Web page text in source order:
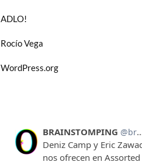
ADLO!
Rocío Vega
WordPress.org